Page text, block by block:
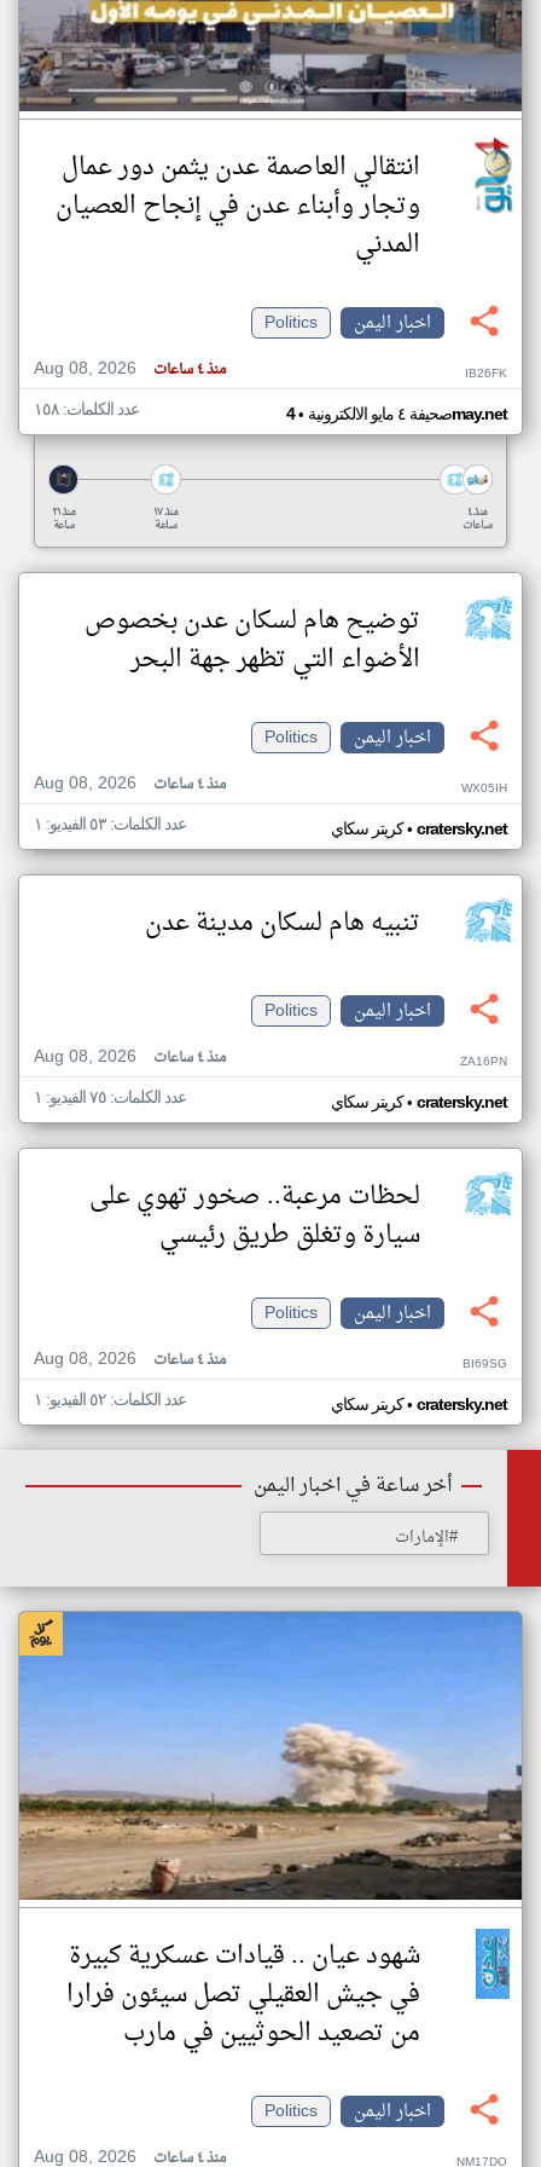
انتقالي العاصمة عدن يثمن دور عمال
وتجار وأبناء عدن في إنجاح العصيان
المدني
اخبار اليمن
Politics
Aug 08, 2026
منذ ٤ ساعات IB26FK
صحيفة ٤ مايو الالكترونية • 4may.net عدد الكلمات: ١٥٨
منذ ٢١
ساعة
منذ ١٧
ساعة
منذ ٤
ساعات
توضيح هام لسكان عدن بخصوص
الأضواء التي تظهر جهة البحر
اخبار اليمن
Politics
Aug 08, 2026
منذ ٤ ساعات WX05IH
كريتر سكاي• cratersky.net عدد الكلمات: ٥٣ الفيديو: ١
تنبيه هام لسكان مدينة عدن
اخبار اليمن
Politics
Aug 08, 2026
منذ ٤ ساعات ZA16PN
كريتر سكاي• cratersky.net عدد الكلمات: ٧٥ الفيديو: ١
لحظات مرعبة.. صخور تهوي على
سيارة وتغلق طريق رئيسي
اخبار اليمن
Politics
Aug 08, 2026
منذ ٤ ساعات BI69SG
كريتر سكاي• cratersky.net عدد الكلمات: ٥٢ الفيديو: ١
أخر ساعة في اخبار اليمن
#الإمارات
شهود عيان .. قيادات عسكرية كبيرة
في جيش العقيلي تصل سيئون فرارا
من تصعيد الحوثيين في مارب
اخبار اليمن
Politics
Aug 08, 2026
منذ ٤ ساعات